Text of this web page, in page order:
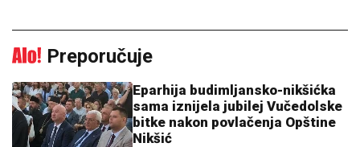
Preporučuje
Eparhija budimljansko-nikšićka
sama iznijela jubilej Vučedolske
bitke nakon povlačenja Opštine
Nikšić